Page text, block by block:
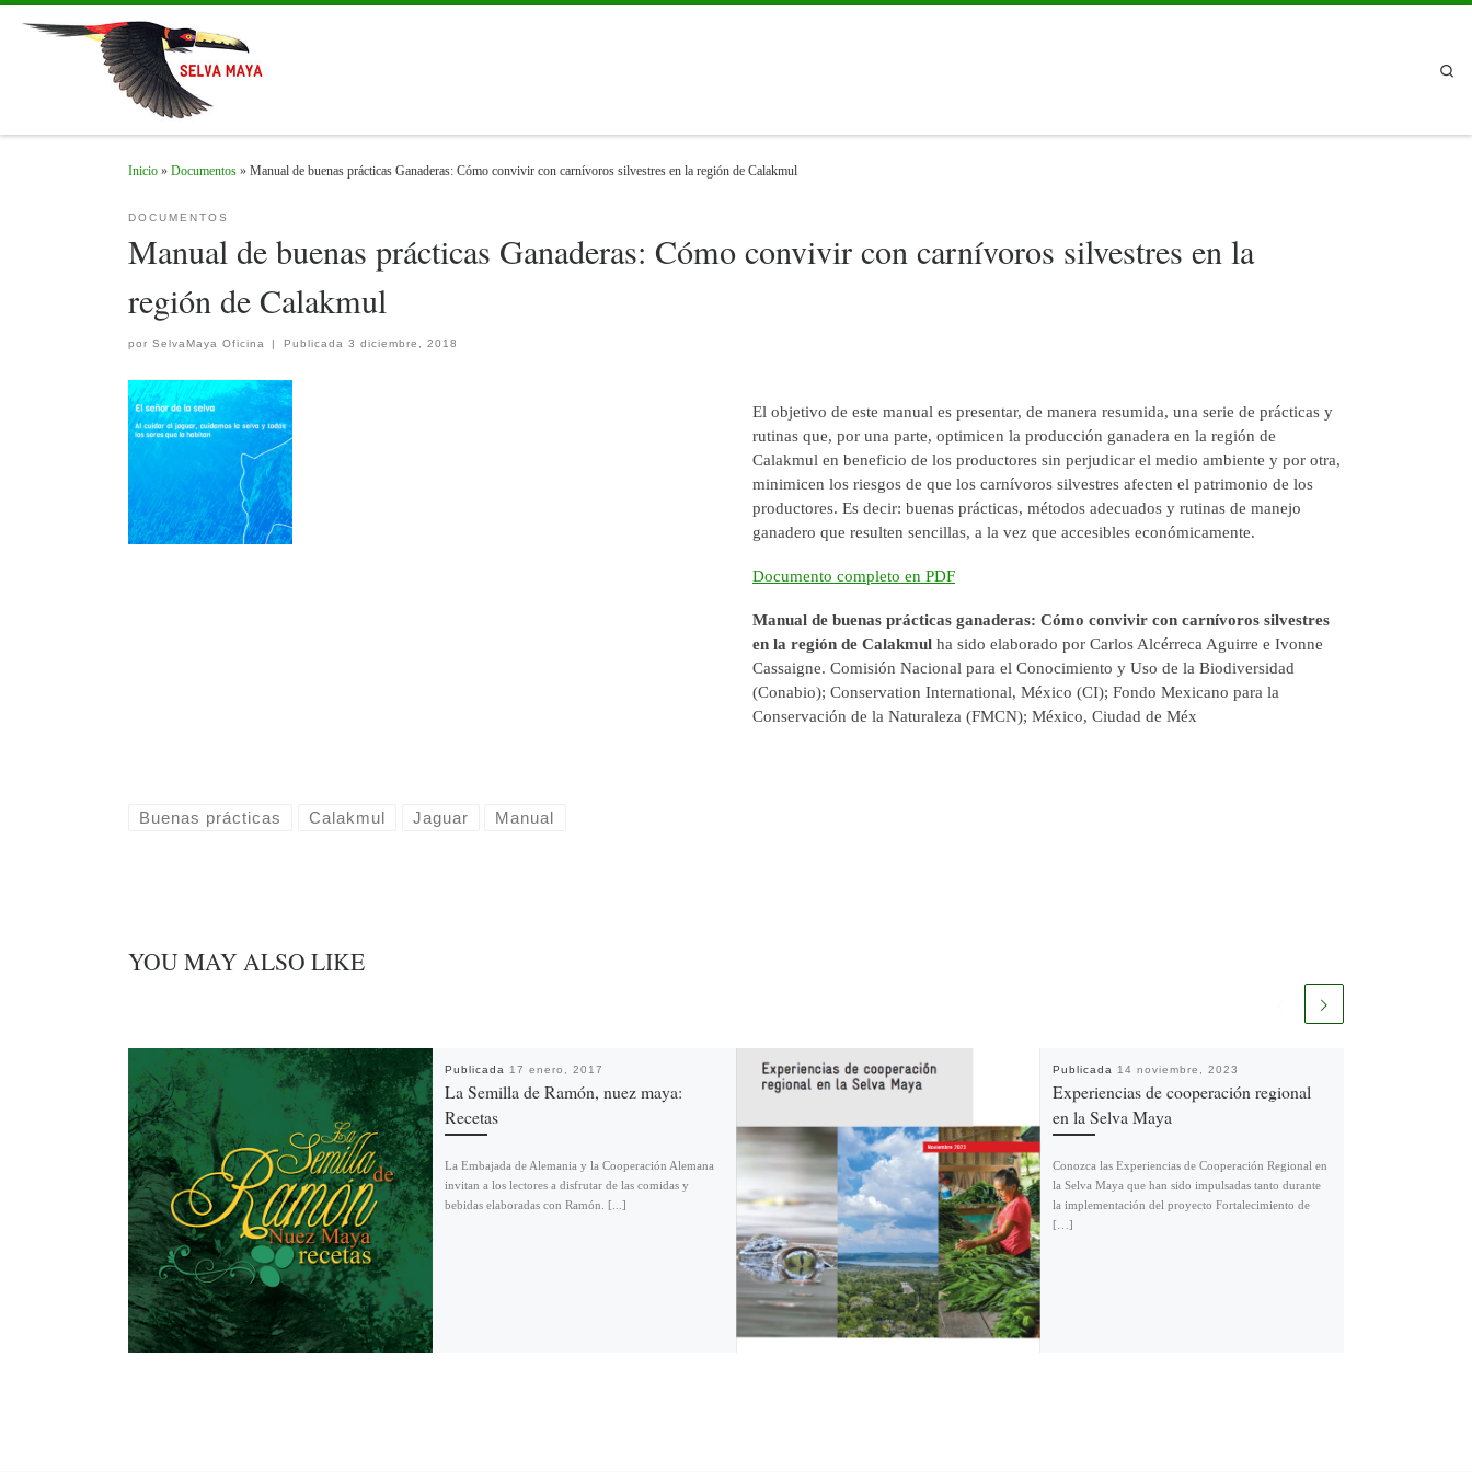
Skip to content
Inicio » Documentos » Manual de buenas prácticas Ganaderas: Cómo convivir con carnívoros silvestres en la región de Calakmul
DOCUMENTOS
Manual de buenas prácticas Ganaderas: Cómo convivir con carnívoros silvestres en la
región de Calakmul
por SelvaMaya Oficina Publicada 3 diciembre, 2018
El objetivo de este manual es presentar, de manera resumida, una serie de prácticas y
rutinas que, por una parte, optimicen la producción ganadera en la región de
Calakmul en beneficio de los productores sin perjudicar el medio ambiente y por otra,
minimicen los riesgos de que los carnívoros silvestres afecten el patrimonio de los
productores. Es decir: buenas prácticas, métodos adecuados y rutinas de manejo
ganadero que resulten sencillas, a la vez que accesibles económicamente.
Documento completo en PDF
Manual de buenas prácticas ganaderas: Cómo convivir con carnívoros silvestres
en la región de Calakmul ha sido elaborado por Carlos Alcérreca Aguirre e Ivonne
Cassaigne. Comisión Nacional para el Conocimiento y Uso de la Biodiversidad
(Conabio); Conservation International, México (CI); Fondo Mexicano para la
Conservación de la Naturaleza (FMCN); México, Ciudad de Méx
Buenas prácticas Calakmul Jaguar Manual
YOU MAY ALSO LIKE
Publicada 17 enero, 2017
La Semilla de Ramón, nuez maya:
Recetas
La Embajada de Alemania y la Cooperación Alemana
invitan a los lectores a disfrutar de las comidas y
bebidas elaboradas con Ramón. [...]
Publicada 14 noviembre, 2023
Experiencias de cooperación regional
en la Selva Maya
Conozca las Experiencias de Cooperación Regional en
la Selva Maya que han sido impulsadas tanto durante
la implementación del proyecto Fortalecimiento de
[…]